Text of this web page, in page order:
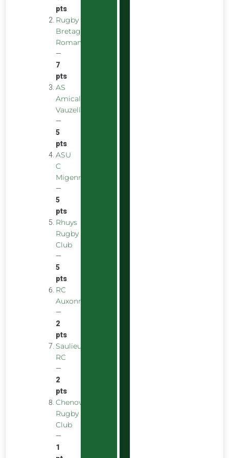
pts
Rugby
Bretagne
Romantique
—
7
pts
AS
Amicale
Vauzelles
—
5
pts
ASU
C
Migennes
—
5
pts
Rhuys
Rugby
Club
—
5
pts
RC
Auxonnais
—
2
pts
Saulieu
RC
—
2
pts
Chenove
Rugby
Club
—
1